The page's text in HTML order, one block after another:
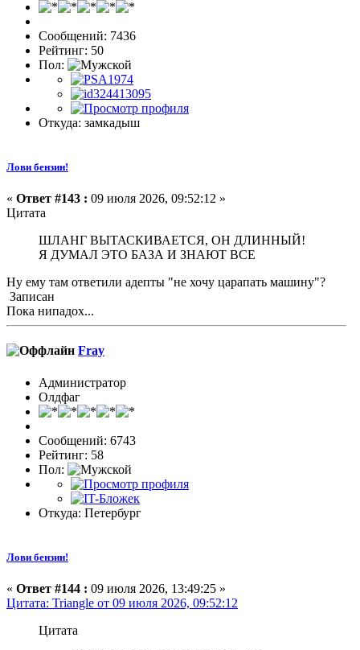
Сообщений: 7436
Рейтинг: 50
Пол:
Откуда: замкадыш
Лови бензин!
« Ответ #143 : 09 июля 2026, 09:52:12 »
Цитата
ШЛАНГ ВЫТАСКИВАЕТСЯ, ОН ДЛИННЫЙ!
Я ДУМАЛ ЭТО БАЗА И ЗНАЮТ ВСЕ
Ну ему там ответили адепты "не хочу царапать машину"?
Записан
Пока нипадох...
Fray
Администратор
Олдфаг
Сообщений: 6743
Рейтинг: 58
Пол:
Откуда: Петербург
Лови бензин!
« Ответ #144 : 09 июля 2026, 13:49:25 »
Цитата: Triangle от 09 июля 2026, 09:52:12
Цитата